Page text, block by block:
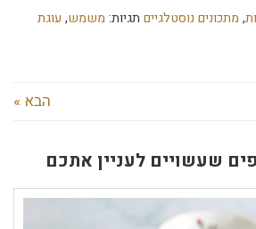
, מתכונים נוסטלגיים תגיות: משמש, עוגת
הבא »
שעשויים לעניין אתכם